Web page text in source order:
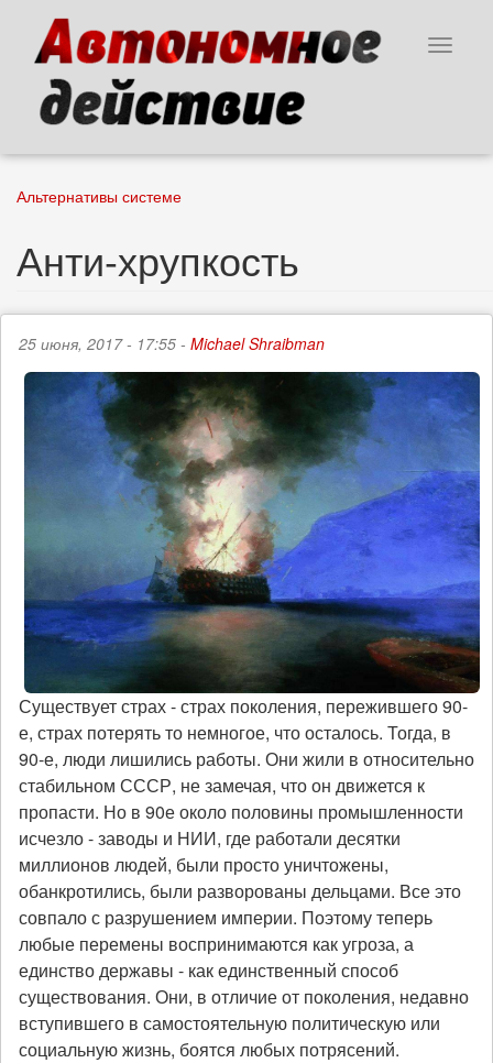
основному
содержанию
Toggle
Альтернативы системе
Анти-хрупкость
25 июня, 2017 - 17:55 - Michael Shraibman
Существует страх - страх поколения, пережившего 90-
е, страх потерять то немногое, что осталось. Тогда, в
90-е, люди лишились работы. Они жили в относительно
стабильном СССР, не замечая, что он движется к
пропасти. Но в 90е около половины промышленности
исчезло - заводы и НИИ, где работали десятки
миллионов людей, были просто уничтожены,
обанкротились, были разворованы дельцами. Все это
совпало с разрушением империи. Поэтому теперь
любые перемены воспринимаются как угроза, а
единство державы - как единственный способ
существования. Они, в отличие от поколения, недавно
вступившего в самостоятельную политическую или
социальную жизнь, боятся любых потрясений.